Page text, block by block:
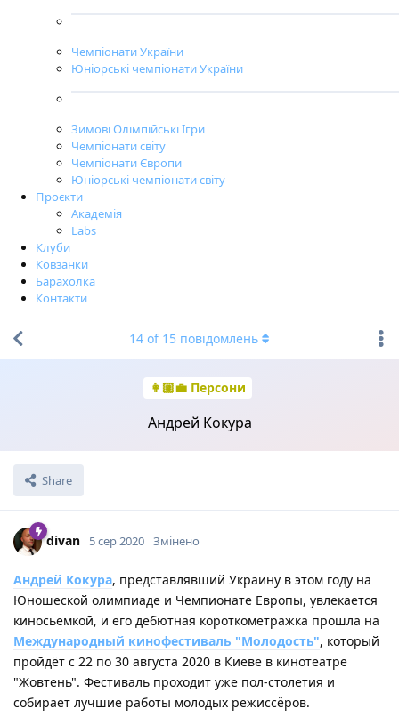
Чемпіонати України
Юніорські чемпіонати України
Зимові Олімпійські Ігри
Чемпіонати світу
Чемпіонати Європи
Юніорські чемпіонати світу
Проєкти
Академія
Labs
Клуби
Ковзанки
Барахолка
Контакти
👩🏼‍💼 Персони
Андрей Кокура
Share
14 of 15 повідомлень
divan 5 сер 2020 Змінено
Андрей Кокура, представлявший Украину в этом году на
Юношеской олимпиаде и Чемпионате Европы, увлекается
киносьемкой, и его дебютная короткометражка прошла на
Международный кинофестиваль "Молодость", который
пройдёт с 22 по 30 августа 2020 в Киеве в кинотеатре
"Жовтень". Фестиваль проходит уже пол-столетия и
собирает лучшие работы молодых режиссёров.